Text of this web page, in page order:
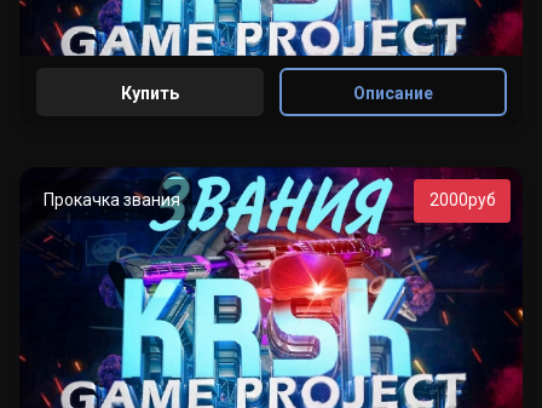
Купить Описание
2000руб
Прокачка звания